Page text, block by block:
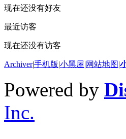
现在还没有好友
最近访客
现在还没有访客
Archiver|手机版|小黑屋|网站地图|
Powered by
Inc.